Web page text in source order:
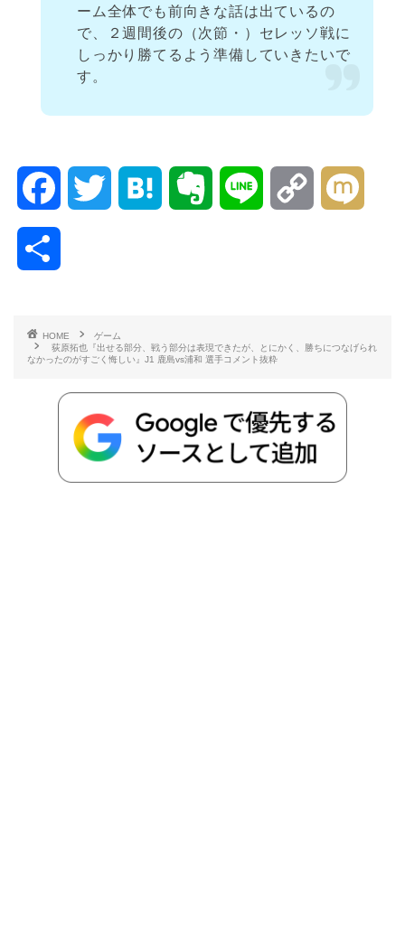
ーム全体でも前向きな話は出ているの
で、２週間後の（次節・）セレッソ戦に
しっかり勝てるよう準備していきたいで
す。
b
o
t
r
n n
t n
HOME
ゲーム
荻原拓也『出せる部分、戦う部分は表現できたが、とにかく、勝ちにつなげられ
なかったのがすごく悔しい』J1 鹿島vs浦和 選手コメント抜粋